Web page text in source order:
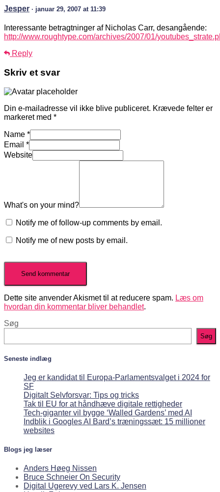
Jesper · januar 29, 2007 at 11:39
Interessante betragtninger af Nicholas Carr, desangående:
http://www.roughtype.com/archives/2007/01/
Reply
Skriv et svar
Din e-mailadresse vil ikke blive publiceret. Krævede felter er
markeret med *
Name *
Email *
Website
What's on your mind?
Notify me of follow-up comments by email.
Notify me of new posts by email.
Dette site anvender Akismet til at reducere spam. Læs om
hvordan din kommentar bliver behandlet.
Søg
Søg
Seneste indlæg
Jeg er kandidat til Europa-Parlamentsvalget i 2024 for
SF
Digitalt Selvforsvar: Tips og tricks
Tak til EU for at håndhæve digitale rettigheder
Tech-giganter vil bygge ‘Walled Gardens’ med AI
Indblik i Googles AI Bard’s træningssæt: 15 millioner
websites
Blogs jeg læser
Anders Høeg Nissen
Bruce Schneier On Security
Digital Ugerevy ved Lars K. Jensen